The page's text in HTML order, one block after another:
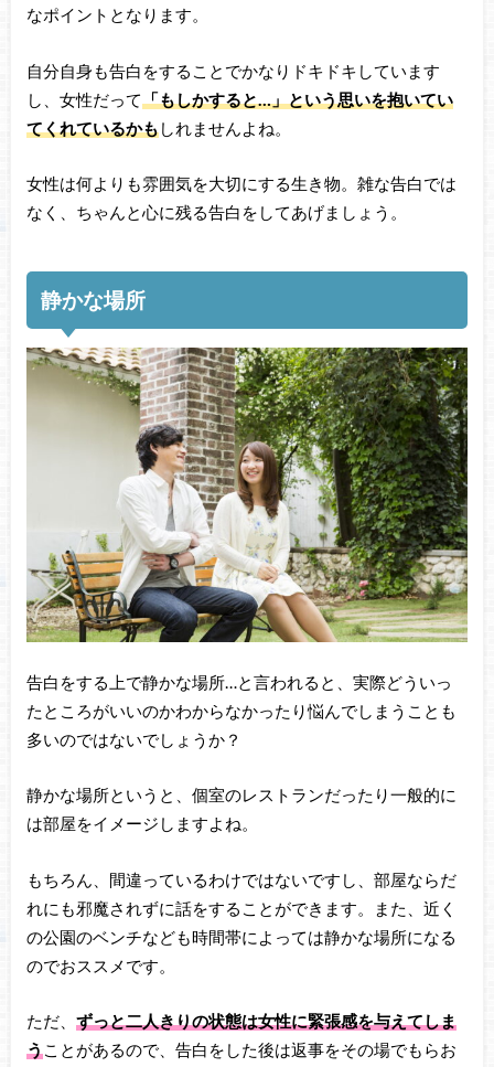
なポイントとなります。
自分自身も告白をすることでかなりドキドキしています
し、女性だって「もしかすると…」という思いを抱いてい
てくれているかもしれませんよね。
女性は何よりも雰囲気を大切にする生き物。雑な告白では
なく、ちゃんと心に残る告白をしてあげましょう。
静かな場所
告白をする上で静かな場所…と言われると、実際どういっ
たところがいいのかわからなかったり悩んでしまうことも
多いのではないでしょうか？
静かな場所というと、個室のレストランだったり一般的に
は部屋をイメージしますよね。
もちろん、間違っているわけではないですし、部屋ならだ
れにも邪魔されずに話をすることができます。また、近く
の公園のベンチなども時間帯によっては静かな場所になる
のでおススメです。
ただ、 ずっと二人きりの状態は女性に緊張感を与えてしま
うことがあるので、告白をした後は返事をその場でもらお